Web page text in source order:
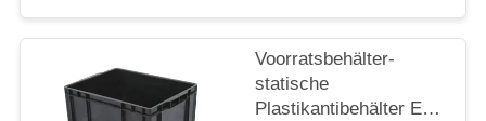
Voorratsbehälter-
statische
Plastikantibehälter Esd